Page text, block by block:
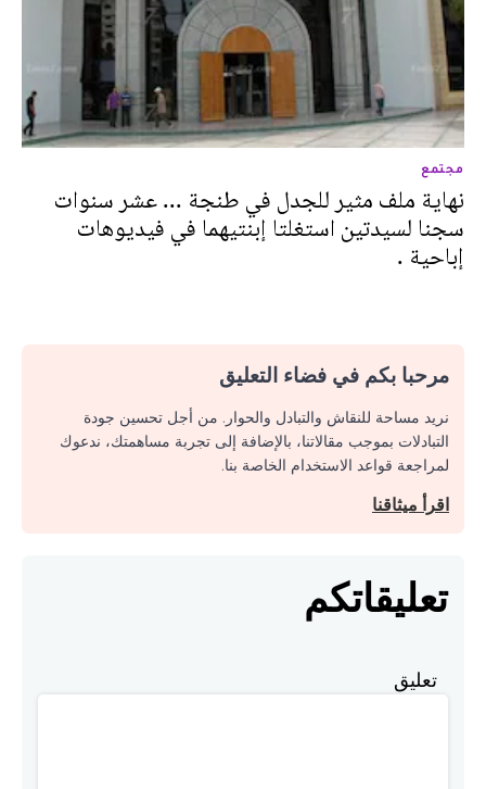
مجتمع
نهاية ملف مثير للجدل في طنجة ... عشر سنوات
سجنا لسيدتين استغلتا إبنتيهما في فيديوهات
إباحية .
مرحبا بكم في فضاء التعليق
نريد مساحة للنقاش والتبادل والحوار. من أجل تحسين جودة
التبادلات بموجب مقالاتنا، بالإضافة إلى تجربة مساهمتك، ندعوك
لمراجعة قواعد الاستخدام الخاصة بنا.
اقرأ ميثاقنا
تعليقاتكم
تعليق